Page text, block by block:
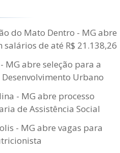
do Mato Dentro - MG abre
de até R$ 21.138,26
MG abre seleção para a
Urbano
- MG abre processo
de Assistência Social
- MG abre vagas para